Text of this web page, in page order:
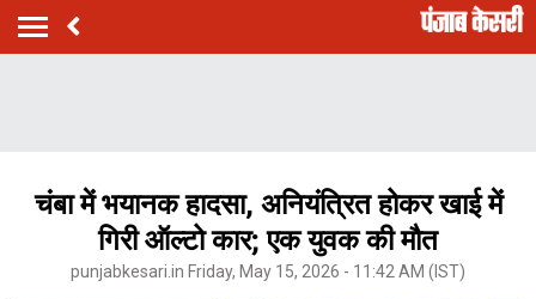
चंबा में भयानक हादसा, अनियंत्रित होकर खाई में
गिरी ऑल्टो कार; एक युवक की मौत
punjabkesari.in Friday, May 15, 2026 - 11:42 AM (IST)